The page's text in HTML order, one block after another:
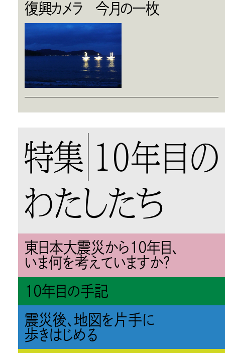
復興カメラ 今月の一枚
特集 10年目の
わたしたち
東日本大震災から10年目、
いま何を考えていますか？
10年目の手記
震災後、地図を片手に
歩きはじめる